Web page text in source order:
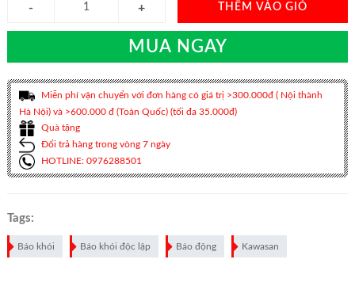
THÊM VÀO GIỎ
MUA NGAY
Miễn phí vận chuyển với đơn hàng có giá trị >300.000đ ( Nội thành
Hà Nội) và >600.000 đ (Toàn Quốc) (tối đa 35.000đ)
Quà tặng
Đổi trả hàng trong vòng 7 ngày
HOTLINE: 0976288501
Tags:
Báo khói Báo khói độc lập Báo động Kawasan